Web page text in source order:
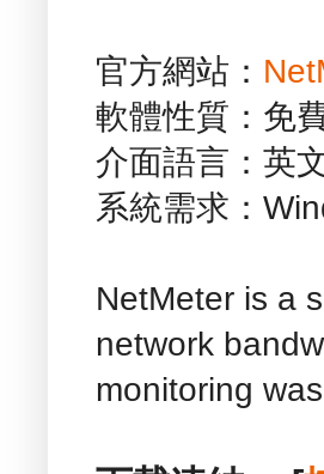
官方網站：
軟體性質：免
介面語言：英
系統需求：
NetMeter is a
network
monitoring